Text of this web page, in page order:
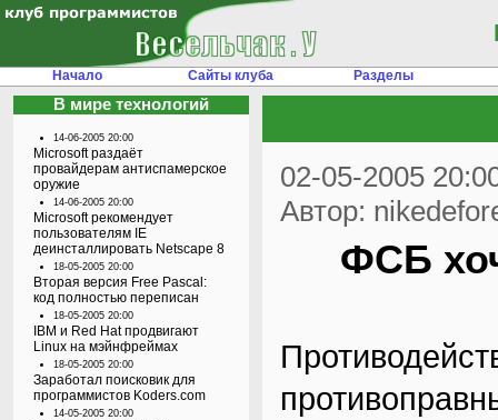
Начало Сайты клуба Разделы
В мире технологий
14-06-2005 20:00
Microsoft раздаёт
провайдерам антиспамерское
оружие
14-06-2005 20:00
Microsoft рекомендует
пользователям IE
деинсталлировать Netscape 8
18-05-2005 20:00
Вторая версия Free Pascal:
код полностью переписан
18-05-2005 20:00
IBM и Red Hat продвигают
Linux на мэйнфреймах
18-05-2005 20:00
Заработал поисковик для
программистов Koders.com
14-05-2005 20:00
02-05-2005
Автор:
ФСБ